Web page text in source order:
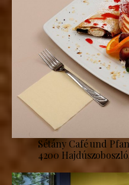
Sétány Café und
4200